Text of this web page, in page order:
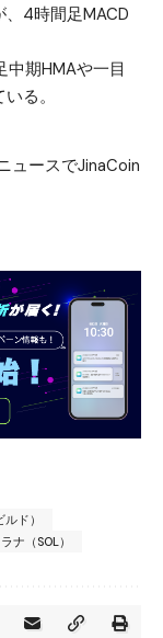
4時間足MACD
期HMAや一目
る。
ュースでJinaCoin
ド）
ナ（SOL）